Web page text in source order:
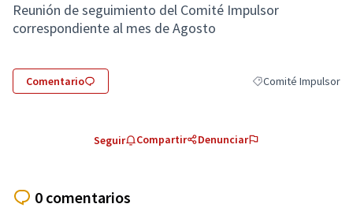
Reunión de seguimiento del Comité Impulsor
correspondiente al mes de Agosto
Comentario Resultados al filtrar
Comité Impulsor
Seguir Compartir Denunciar
0 comentarios